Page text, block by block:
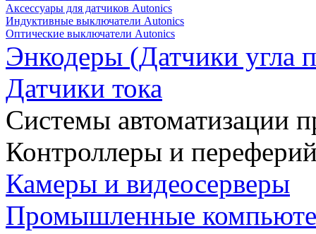
Аксессуары для датчиков Autonics
Индуктивные выключатели Autonics
Оптические выключатели Autonics
Энкодеры (Датчики угла
Датчики тока
Системы автоматизации
Контроллеры и
Камеры и видеосерверы
Промышленные